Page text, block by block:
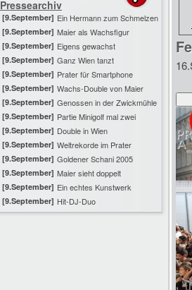
Pressearchiv
[9.September] Ein Hermann zum Schmelzen
[9.September] Maier als Wachsfigur
[9.September] Eigens gewachst
[9.September] Ganz Wien tanzt
[9.September] Prater für Smartphone
[9.September] Wachs-Double von Maier
[9.September] Genossen in der Zwickmühle
[9.September] Partie Minigolf mal zwei
[9.September] Double in Wien
[9.September] Weltrekorde im Prater
[9.September] Goldener Schani 2005
[9.September] Maier sieht doppelt
[9.September] Ein echtes Kunstwerk
[9.September] Hit-DJ-Duo